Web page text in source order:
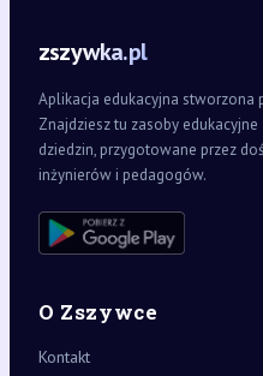
zszywka.pl
Aplikacja edukacyjna stworzona
Znajdziesz tu zasoby
dziedzin, przygotowane przez
inżynierów i pedagogów.
O Zszywce
Kontakt